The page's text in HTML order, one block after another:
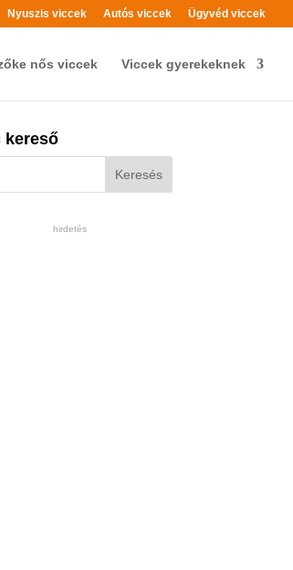
Nyuszis viccek Autós viccek Ügyvéd viccek
nős viccek Viccek gyerekeknek
kereső
hirdetés